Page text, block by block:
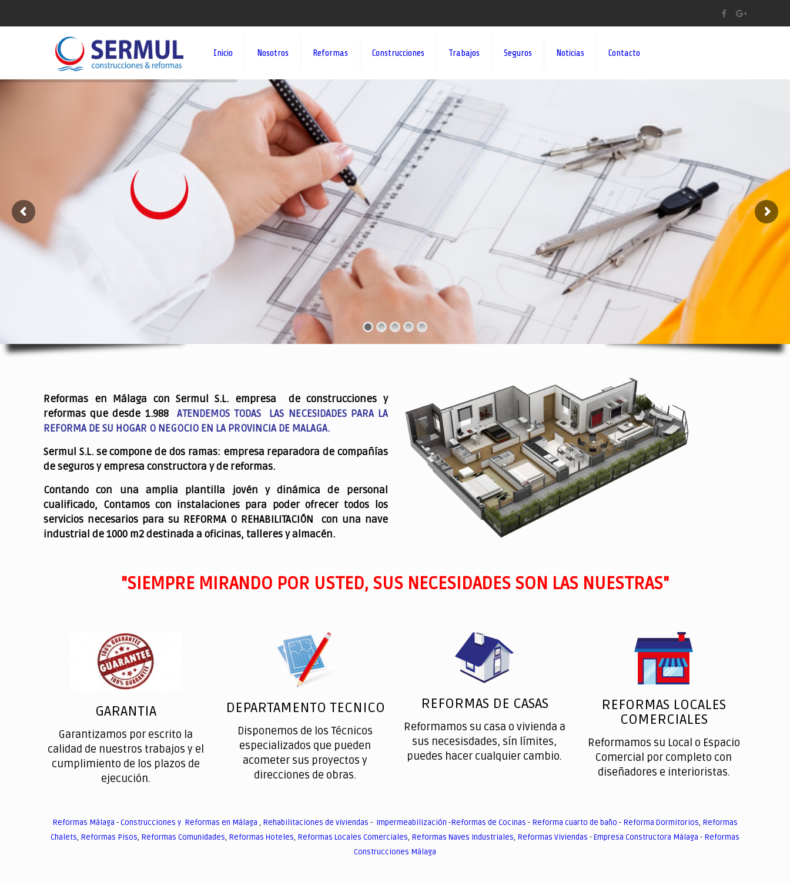
Inicio Nosotros Reformas Construcciones Trabajos Seguros Noticias Contacto
¡¡DAMOS VIDA A SUS IDEAS¡¡
Reformas en Málaga con Sermul S.L. empresa de construcciones y
reformas que desde 1.988 ATENDEMOS TODAS LAS NECESIDADES PARA LA
REFORMA DE SU HOGAR O NEGOCIO EN LA PROVINCIA DE MALAGA.
Sermul S.L. se compone de dos ramas: empresa reparadora de compañías
de seguros y empresa constructora y de reformas.
Contando con una amplia plantilla jovén y dinámica de personal
cualificado, Contamos con instalaciones para poder ofrecer todos los
servicios necesarios para su REFORMA O REHABILITACIÓN con una nave
industrial de 1000 m2 destinada a oficinas, talleres y almacén.
"SIEMPRE MIRANDO POR USTED, SUS NECESIDADES SON LAS NUESTRAS"
GARANTIA
Garantizamos por escrito la
calidad de nuestros trabajos y el
cumplimiento de los plazos de
ejecución.
DEPARTAMENTO TECNICO
Disponemos de los Técnicos
especializados que pueden
acometer sus proyectos y
direcciones de obras.
REFORMAS DE CASAS
Reformamos su casa o vivienda a
sus necesisdades, sín límites,
puedes hacer cualquier cambio.
REFORMAS LOCALES
COMERCIALES
Reformamos su Local o Espacio
Comercial por completo con
diseñadores e interioristas.
Reformas Málaga -Construcciones y Reformas en Málaga , Rehabilitaciones de viviendas - Impermeabilización -Reformas de Cocinas - Reforma cuarto de baño - Reforma Dormitorios, Reformas
Chalets, Reformas Pisos, Reformas Comunidades, Reformas Hoteles, Reformas Locales Comerciales, Reformas Naves Industriales, Reformas Viviendas -Empresa Constructora Málaga - Reformas
Construcciones Málaga